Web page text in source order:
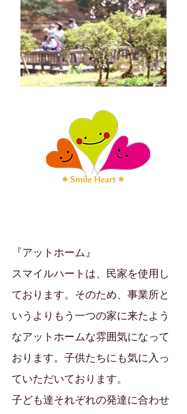
『アットホーム』
スマイルハートは、民家を使用し
ております。そのため、事業所と
いうよりもう一つの家に来たよう
なアットホームな雰囲気になって
おります。子供たちにも気に入っ
ていただいております。
子ども達それぞれの発達に合わせ